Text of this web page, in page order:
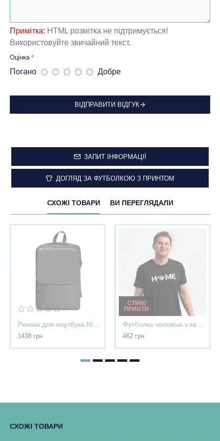
Примітка: HTML розмітка не підтримується!
Використовуйте звичайний текст.
Оцінка
Погано Добре
ВІДПРАВИТИ ВІДГУК
ЗАПИТ ІНФОРМАЦІЇ
ДОГЛЯД ЗА ФУТБОЛКОЮ З ПРИНТОМ
СХОЖІ ТОВАРИ ВИ ПЕРЕГЛЯДАЛИ
1438 грн
СТІЙКІ
ПРИНТИ
462 грн
СХОЖІ ТОВАРИ